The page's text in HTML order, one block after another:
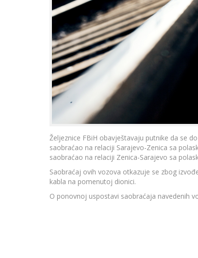
Željeznice FBiH obavještavaju putnike da se
saobraćao na relaciji Sarajevo-Zenica sa
saobraćao na relaciji Zenica-Sarajevo sa
Saobraćaj ovih vozova otkazuje se zbog
kabla na pomenutoj dionici.
O ponovnoj uspostavi saobraćaja navedenih